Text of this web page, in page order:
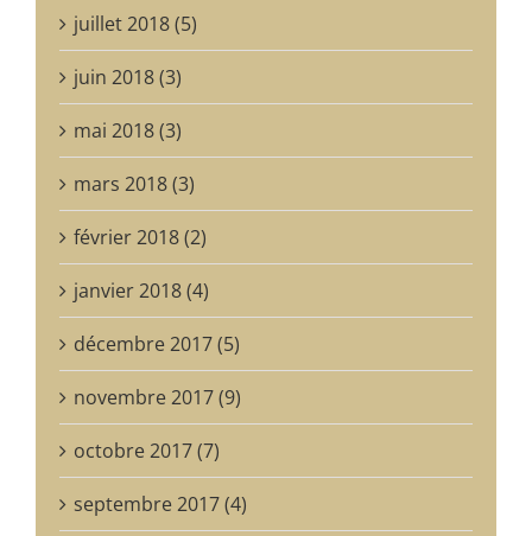
juillet 2018 (5)
juin 2018 (3)
mai 2018 (3)
mars 2018 (3)
février 2018 (2)
janvier 2018 (4)
décembre 2017 (5)
novembre 2017 (9)
octobre 2017 (7)
septembre 2017 (4)